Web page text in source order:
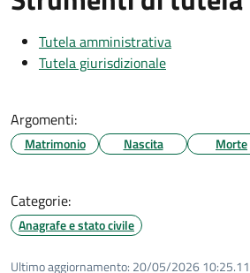
Tutela amministrativa
Tutela giurisdizionale
Argomenti:
Matrimonio Nascita Morte
Categorie:
Anagrafe e stato civile
Ultimo aggiornamento: 20/05/2026 10:25.11